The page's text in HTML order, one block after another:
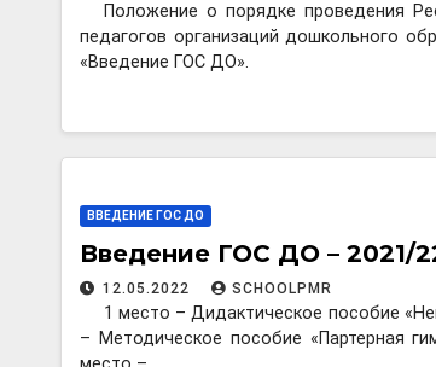
Положение о порядке проведения
педагогов организаций дошкольного
«Введение ГОС ДО».
ВВЕДЕНИЕ ГОС ДО
Введение ГОС ДО – 2021/
12.05.2022 SCHOOLPMR
1 место – Дидактическое пособие
– Методическое пособие «Партерная